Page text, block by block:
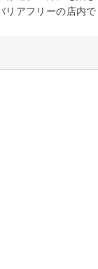
リアフリーの店内で